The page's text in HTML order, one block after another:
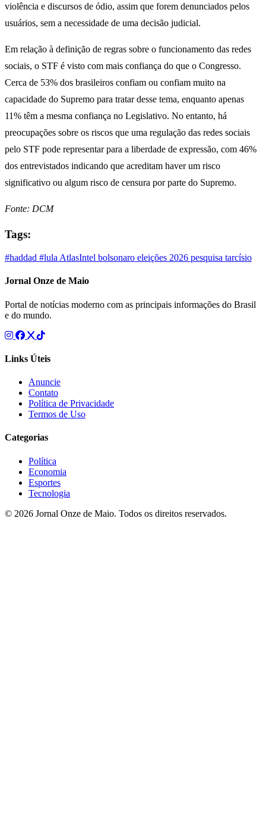
violência e discursos de ódio, assim que forem denunciados pelos
usuários, sem a necessidade de uma decisão judicial.
Em relação à definição de regras sobre o funcionamento das redes
sociais, o STF é visto com mais confiança do que o Congresso.
Cerca de 53% dos brasileiros confiam ou confiam muito na
capacidade do Supremo para tratar desse tema, enquanto apenas
11% têm a mesma confiança no Legislativo. No entanto, há
preocupações sobre os riscos que uma regulação das redes sociais
pelo STF pode representar para a liberdade de expressão, com 46%
dos entrevistados indicando que acreditam haver um risco
significativo ou algum risco de censura por parte do Supremo.
Fonte: DCM
Tags:
#haddad #lula AtlasIntel bolsonaro eleições 2026 pesquisa tarcísio
Jornal Onze de Maio
Portal de notícias moderno com as principais informações do Brasil
e do mundo.
Links Úteis
Anuncie
Contato
Política de Privacidade
Termos de Uso
Categorias
Política
Economia
Esportes
Tecnologia
© 2026 Jornal Onze de Maio. Todos os direitos reservados.